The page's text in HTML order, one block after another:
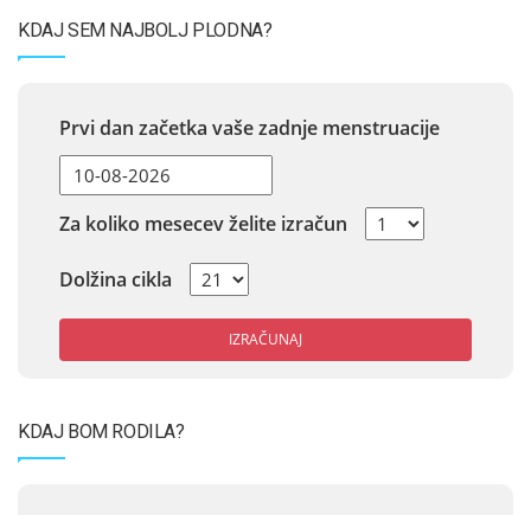
KDAJ SEM NAJBOLJ PLODNA?
Prvi dan začetka vaše zadnje menstruacije
Za koliko mesecev želite izračun
Dolžina cikla
IZRAČUNAJ
KDAJ BOM RODILA?